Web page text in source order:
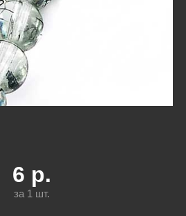
6 р.
за 1 шт.